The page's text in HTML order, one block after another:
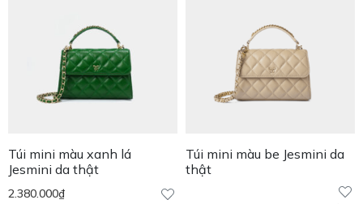
Túi mini màu xanh lá
Jesmini da thật
2.380.000₫
Túi mini màu be Jesmini da
thật